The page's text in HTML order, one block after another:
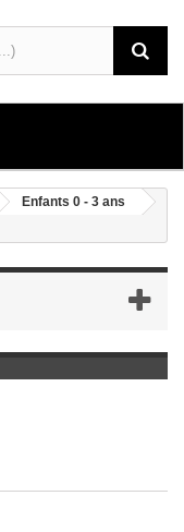
+
+
+
Enfants 0 - 3 ans